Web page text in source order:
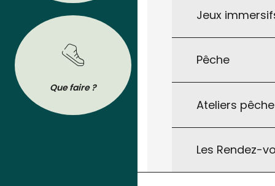
Jeux
Pêche
Ateliers
Les Rendez-
Que faire ?
BROCHURES
Tout pour préparer votre séjour : les
brochures de l’Office de Tourisme à